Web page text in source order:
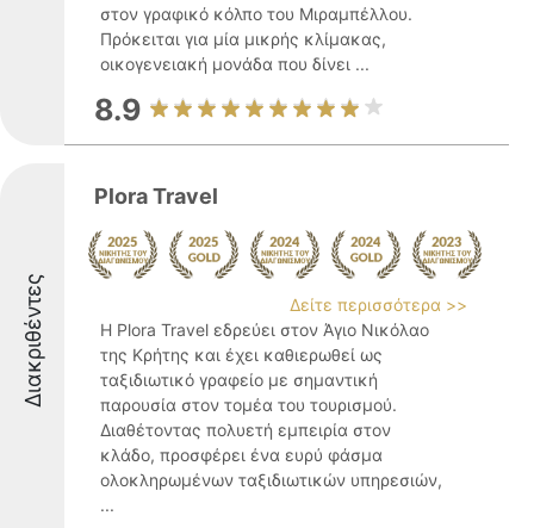
στον γραφικό κόλπο του Μιραμπέλλου.
Πρόκειται για μία μικρής κλίμακας,
οικογενειακή μονάδα που δίνει ...
8.9
Διακριθέντες
Plora Travel
Δείτε περισσότερα >>
Η Plora Travel εδρεύει στον Άγιο Νικόλαο
της Κρήτης και έχει καθιερωθεί ως
ταξιδιωτικό γραφείο με σημαντική
παρουσία στον τομέα του τουρισμού.
Διαθέτοντας πολυετή εμπειρία στον
κλάδο, προσφέρει ένα ευρύ φάσμα
ολοκληρωμένων ταξιδιωτικών υπηρεσιών,
...